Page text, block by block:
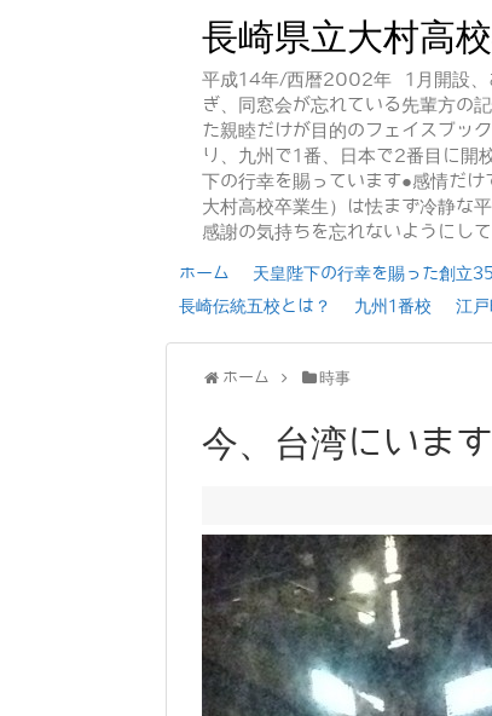
長崎県立大村高
平成14年/西暦2002年 1月開設、
ぎ、同窓会が忘れている先輩方の
た親睦だけが目的のフェイスブッ
り、九州で1番、日本で2番目に開
下の行幸を賜っています●感情だ
大村高校卒業生）は怯まず冷静な
感謝の気持ちを忘れないようにして
ホーム 天皇陛下の行幸を賜った創立
長崎伝統五校とは？
九州1番校 江
ホーム 時事
今、台湾にいます